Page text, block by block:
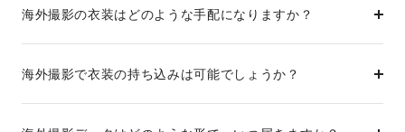
海外撮影の衣装はどのような手配になりますか？
海外撮影で衣装の持ち込みは可能でしょうか？